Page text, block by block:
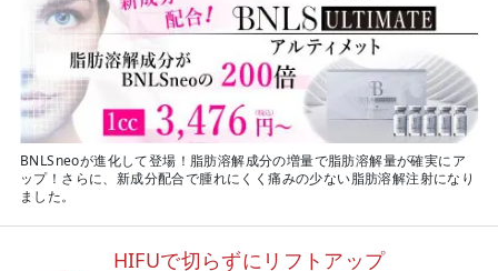
BNLSneoが進化して登場！脂肪溶解成分の増量で脂肪溶解量が確実にア
ップ！さらに、新成分配合で腫れにくく痛みの少ない脂肪溶解注射になり
ました。
HIFUで切らずにリフトアップ